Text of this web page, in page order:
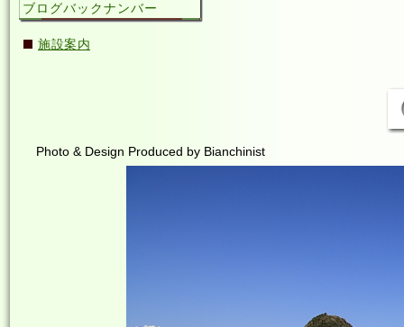
ブログバックナンバー
施設案内
Photo & Design Produced by Bianchinist